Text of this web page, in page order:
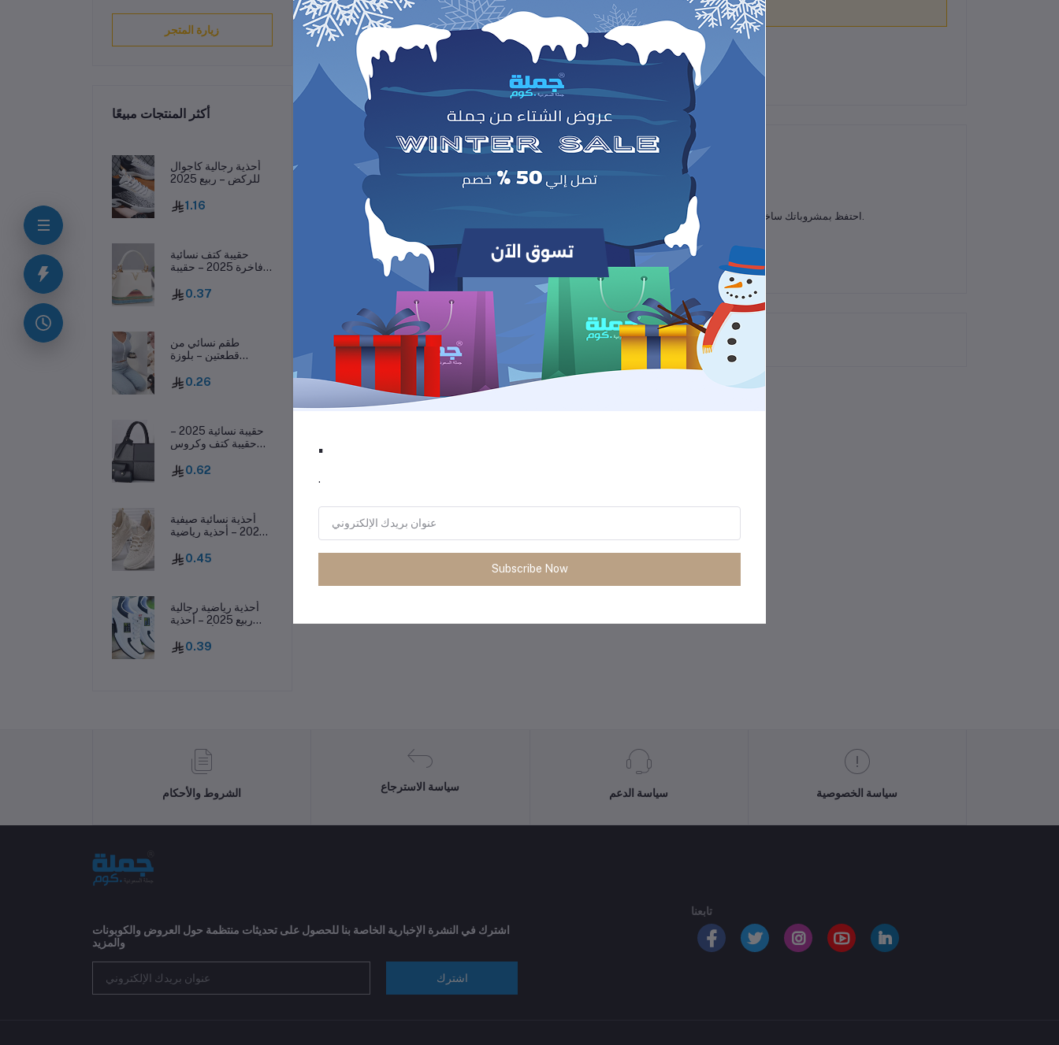
زيارة المتجر
أكثر المنتجات مبيعًا
أحذية رجالية كاجوال
للركض – ربيع 2025
1.16
حقيبة كتف نسائية
فاخرة 2025 – حقيبة
واحد0.37
طقم نسائي من
قطعتين – بلوزة
طويل، ملابس نوم
خريفية
0.26
حقيبة نسائية 2025 –
حقيبة كتف وكروس
كبيرة وأسلوب عصري
0.62
أحذية نسائية صيفية
2025 – أحذية رياضية
وخفيفة تسمح بمرور
الهواء
0.45
أحذية رياضية رجالية
ربيع 2025 – أحذية
سميك وقابلة للتهوية
ومقاومة للانزلاق
0.39
لم تكن هناك تقييمات لهذا المنتج حتى الآن.
احتفظ بمشروباتك ساخنة أو باردة طوال اليوم مع
المنتجات التي يتم شراؤها بشكل متكرر
الشروط والأحكام
سياسة الاسترجاع
سياسة الدعم سياسة الخصوصية
اشترك في النشرة الإخبارية الخاصة بنا للحصول على تحديثات منتظمة حول العروض والكوبونات
والمزيد
اشترك
تابعنا
.
.
Subscribe Now